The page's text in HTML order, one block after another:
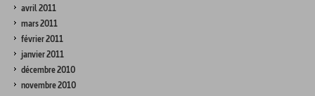
avril 2011
mars 2011
février 2011
janvier 2011
décembre 2010
novembre 2010